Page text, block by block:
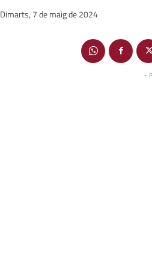
Dimarts, 7 de maig de 2024
-